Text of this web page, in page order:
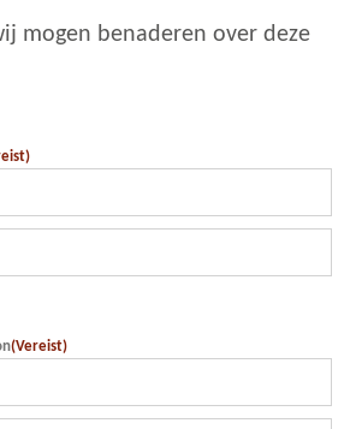
mogen benaderen over deze
(Vereist)